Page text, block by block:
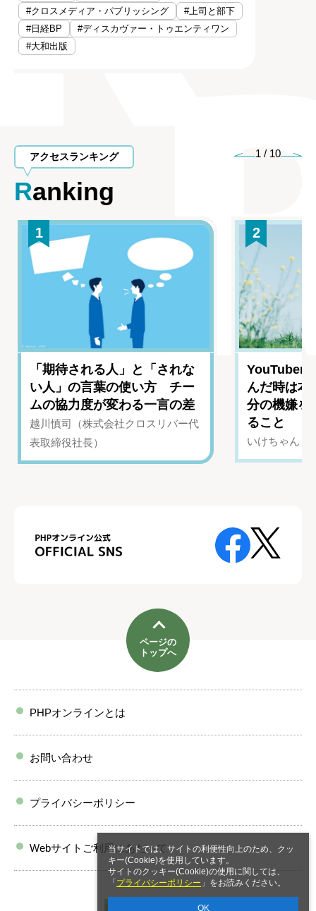
当サイトでは、サイトの利便性向上のため、クッ
キー(Cookie)を使用しています。
サイトのクッキー(Cookie)の使用に関しては、
「 プライバシーポリシー 」をお読みください。
OK
#クロスメディア・パブリッシング
#上司と部下
#日経BP
#ディスカヴァー・トゥエンティワン
#大和出版
アクセスランキング
Ranking
1 / 10
1
「期待される人」と「されな
い人」の言葉の使い方 チー
ムの協力度が変わる一言の差
越川慎司（株式会社クロスリバー代
表取締役社長）
2
YouTuber
んだ時は
分の機嫌を
ること
いけちゃん（
ページの
トップへ
PHPオンラインとは
お問い合わせ
プライバシーポリシー
Webサイトご利用にあたって